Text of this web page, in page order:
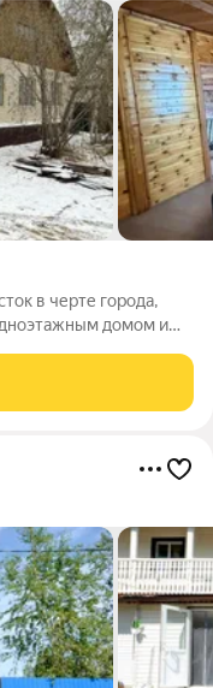
в черте города,
домом и
отделка сайдинг,